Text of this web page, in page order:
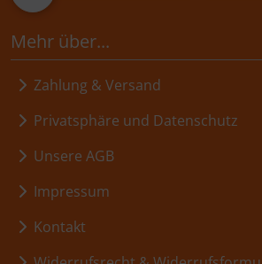
Mehr über...
Zahlung & Versand
Privatsphäre und Datenschutz
Unsere AGB
Impressum
Kontakt